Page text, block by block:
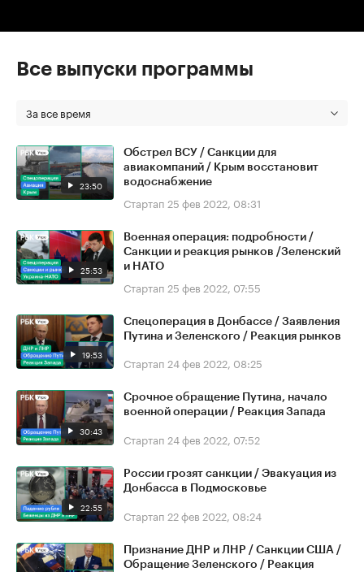
Все выпуски программы
За все время
23:50
Обстрел ВСУ / Санкции для
авиакомпаний / Крым восстановит
водоснабжение
Стартап 25 фев 2022, 08:31
25:53
Военная операция: подробности /
Санкции и реакция рынков /Зеленский
и НАТО
Стартап 25 фев 2022, 07:55
19:53
Спецоперация в Донбассе / Заявления
Путина и Зеленского / Реакция рынков
Стартап 24 фев 2022, 08:25
30:43
Срочное обращение Путина, начало
военной операции / Реакция Запада
Стартап 24 фев 2022, 07:52
22:55
России грозят санкции / Эвакуация из
Донбасса в Подмосковье
Стартап 22 фев 2022, 08:24
Признание ДНР и ЛНР / Санкции США /
Обращение Зеленского / Реакция